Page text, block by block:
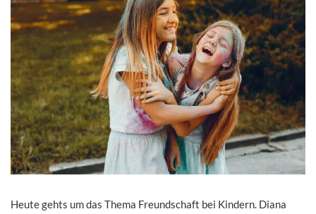
Heute gehts um das Thema Freundschaft bei Kindern. Diana